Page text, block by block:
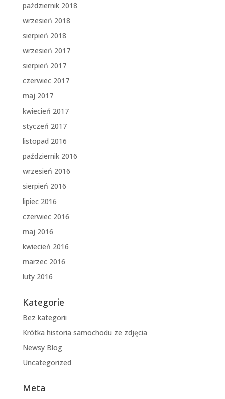
październik 2018
wrzesień 2018
sierpień 2018
wrzesień 2017
sierpień 2017
czerwiec 2017
maj 2017
kwiecień 2017
styczeń 2017
listopad 2016
październik 2016
wrzesień 2016
sierpień 2016
lipiec 2016
czerwiec 2016
maj 2016
kwiecień 2016
marzec 2016
luty 2016
Kategorie
Bez kategorii
Krótka historia samochodu ze zdjęcia
Newsy Blog
Uncategorized
Meta